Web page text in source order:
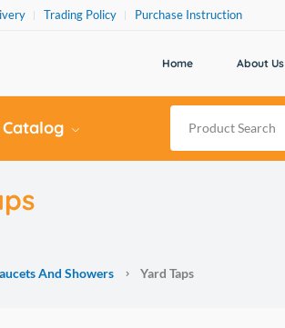
Trading Policy Purchase Instruction
Home About Us
Catalog
And Showers Yard Taps